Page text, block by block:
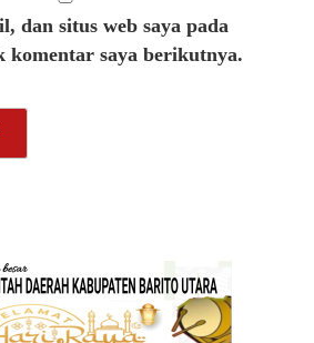
dan situs web saya pada
komentar saya berikutnya.